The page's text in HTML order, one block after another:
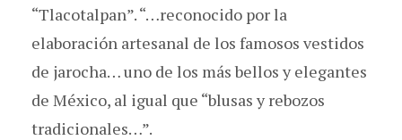
“Tlacotalpan”. “…reconocido por la
elaboración artesanal de los famosos vestidos
de jarocha… uno de los más bellos y elegantes
de México, al igual que “blusas y rebozos
tradicionales…”.